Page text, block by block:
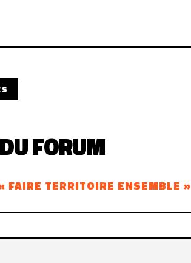
FORUM
FAIRE TERRITOIRE ENSEMBLE »